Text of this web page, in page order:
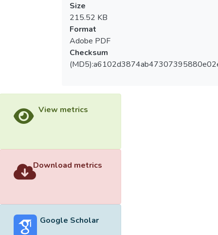
Size
215.52 KB
Format
Adobe PDF
Checksum
View metrics
Download metrics
Google Scholar